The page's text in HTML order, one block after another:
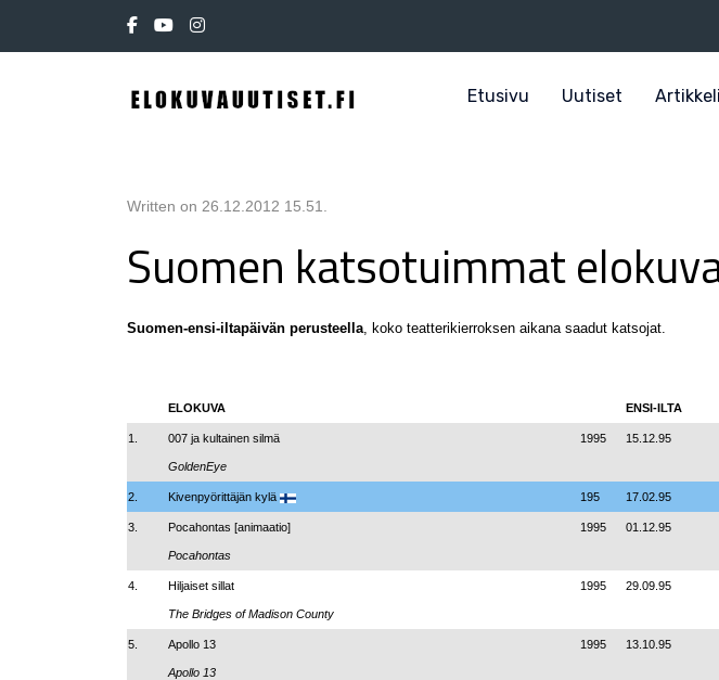
Etusivu Uutiset
Written on 26.12.2012 15.51
Suomen katsotuimmat
Suomen-ensi-iltapäivän perusteella, koko teatterikierroksen aikana saadut katsojat.
ELOKUVA ENSI-ILTA
1. 007 ja kultainen silmä
GoldenEye
1995 15.12.95
2. Kivenpyörittäjän kylä 195 17.02.95
3. Pocahontas [animaatio]
Pocahontas
1995 01.12.95
4. Hiljaiset sillat
The Bridges of Madison County
1995 29.09.95
5. Apollo 13
Apollo 13
1995 13.10.95